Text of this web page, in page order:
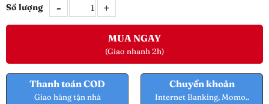
Số lượng - +
MUA NGAY
(Giao nhanh 2h)
Thanh toán COD
Giao hàng tận nhà
Chuyển khoản
Internet Banking, Momo..